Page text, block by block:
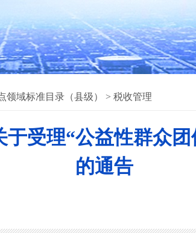
领域标准目录（县级） > 税收管理
受理“公益性群众
的通告